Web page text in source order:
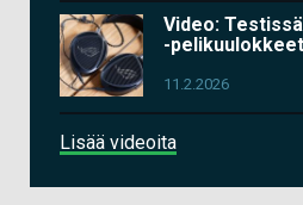
Video:
-pelikuulokkeet
11.2.2026
Lisää videoita